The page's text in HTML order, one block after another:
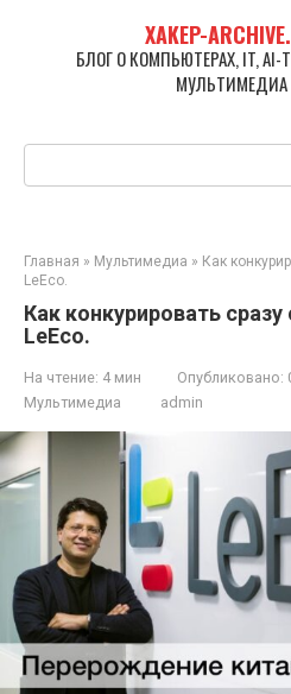
XAKEP-
БЛОГ О КОМПЬЮТЕРАХ, IT, AI-
МУЛЬТИМЕДИА
Поиск:
Главная » Мультимедиа » Как
LeEco.
Как конкурировать
LeEco.
На чтение: 4 мин Опубликовано:
Мультимедиа
admin